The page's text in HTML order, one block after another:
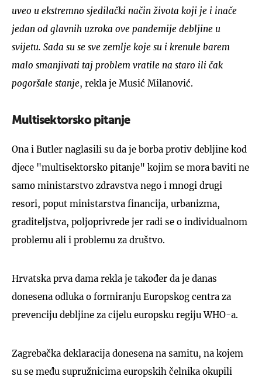
uveo u ekstremno sjedilački način života koji je i inače
jedan od glavnih uzroka ove pandemije debljine u
svijetu. Sada su se sve zemlje koje su i krenule barem
malo smanjivati taj problem vratile na staro ili čak
pogoršale stanje, rekla je Musić Milanović.
Multisektorsko pitanje
Ona i Butler naglasili su da je borba protiv debljine kod
djece "multisektorsko pitanje" kojim se mora baviti ne
samo ministarstvo zdravstva nego i mnogi drugi
resori, poput ministarstva financija, urbanizma,
graditeljstva, poljoprivrede jer radi se o individualnom
problemu ali i problemu za društvo.
Hrvatska prva dama rekla je također da je danas
donesena odluka o formiranju Europskog centra za
prevenciju debljine za cijelu europsku regiju WHO-a.
Zagrebačka deklaracija donesena na samitu, na kojem
su se među supružnicima europskih čelnika okupili